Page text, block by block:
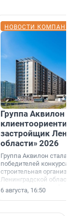
НОВОСТИ
Группа Аквилон
застройщик
области» 2026
Группа Аквилон стала
победителей конкурса
строительная
Ленинградской области
номинации «Самый
застройщик
6 августа, 16:50